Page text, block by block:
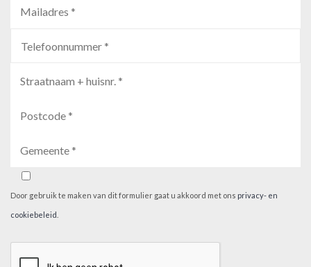
Door gebruik te maken van dit formulier gaat u akkoord met ons privacy- en
cookiebeleid